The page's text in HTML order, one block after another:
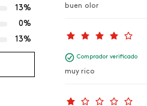
13%
0%
13%
buen olor
Comprador verificado
muy rico